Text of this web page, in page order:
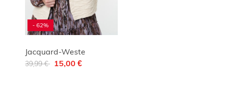
- 62%
Jacquard-Weste
Reduziert von
39,99 €auf15,00 €